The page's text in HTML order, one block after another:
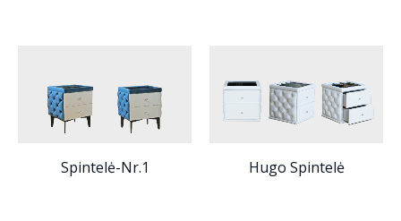
Spintelė-Nr.1 Hugo Spintelė